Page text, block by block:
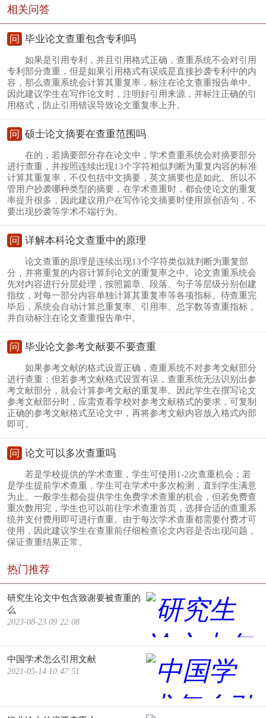
相关问答
问 毕业论文查重包含专利吗
如果是引用专利，并且引用格式正确，查重系统不会对引用
专利部分查重，但是如果引用格式有误或是直接抄袭专利中的内
容，那么查重系统会计算其重复率，标注在论文查重报告单中。
因此建议学生在写作论文时，注明好引用来源，并标注正确的引
用格式，防止引用错误导致论文重复率上升。
问 硕士论文摘要在查重范围吗
在的，若摘要部分存在论文中，学术查重系统会对摘要部分
进行查重，并按照连续出现13个字符相似判断为重复内容的标准
计算其重复率，不仅包括中文摘要，英文摘要也是如此。所以不
管用户抄袭哪种类型的摘要，在学术查重时，都会使论文的重复
率提升很多，因此建议用户在写作论文摘要时使用原创语句，不
要出现抄袭等学术不端行为。
问 详解本科论文查重中的原理
论文查重的原理是连续出现13个字符类似就判断为重复部
分，并将重复的内容计算到论文的重复率之中。论文查重系统会
先对内容进行分层处理，按照篇章、段落、句子等层级分别创建
指纹，对每一部分内容单独计算其重复率等各项指标。待查重完
毕后，系统会自动计算总重复率、引用率、总字数等查重指标，
并自动标注在论文查重报告单中。
问 毕业论文参考文献要不要查重
如果参考文献的格式设置正确，查重系统不对参考文献部分
进行查重；但若参考文献格式设置有误，查重系统无法识别出参
考文献部分，就会计算参考文献的重复率。因此学生在撰写论文
参考文献部分时，应需查看学校对参考文献格式的要求，可复制
正确的参考文献格式至论文中，再将参考文献内容放入格式内部
即可。
问 论文可以多次查重吗
若是学校提供的学术查重，学生可使用1-2次查重机会；若
是学生提前学术查重，学生可在学术中多次检测，直到学生满意
为止。一般学生都会提供学生免费学术查重的机会，但若免费查
重次数用完，学生也可以前往学术查重首页，选择合适的查重系
统并支付费用即可进行查重。由于每次学术查重都需要付费才可
使用，因此建议学生在查重前仔细检查论文内容是否出现问题，
保证查重结果正常。
热门推荐
研究生论文中包含致谢要被查重的
么
2023-08-23 09:22:08
中国学术怎么引用文献
2021-05-14 10:47:51